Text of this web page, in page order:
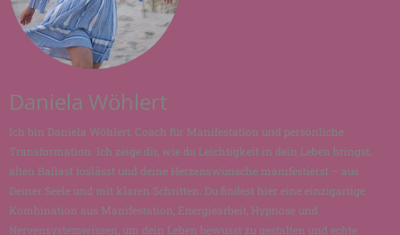
Daniela Wöhlert
Ich bin Daniela Wöhlert, Coach für Manifestation und persönliche
Transformation. Ich zeige dir, wie du Leichtigkeit in dein Leben bringst,
alten Ballast loslässt und deine Herzenswünsche manifestierst – aus
Deiner Seele und mit klaren Schritten. Du findest hier eine einzigartige
Kombination aus Manifestation, Energiearbeit, Hypnose und
Nervensystemwissen, um dein Leben bewusst zu gestalten und echte